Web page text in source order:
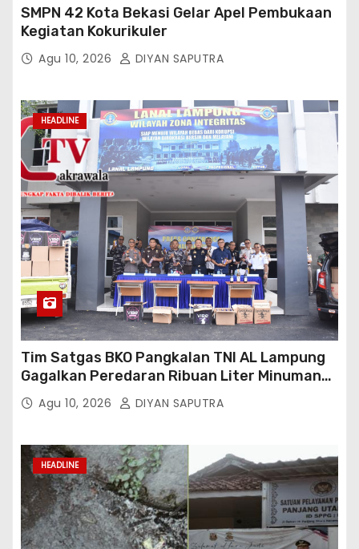
SMPN 42 Kota Bekasi Gelar Apel Pembukaan
Kegiatan Kokurikuler
Agu 10, 2026 DIYAN SAPUTRA
HEADLINE
Tim Satgas BKO Pangkalan TNI AL Lampung
Gagalkan Peredaran Ribuan Liter Minuman
Keras Ilegal Di Pelabuhan Bakauheni
Agu 10, 2026 DIYAN SAPUTRA
HEADLINE